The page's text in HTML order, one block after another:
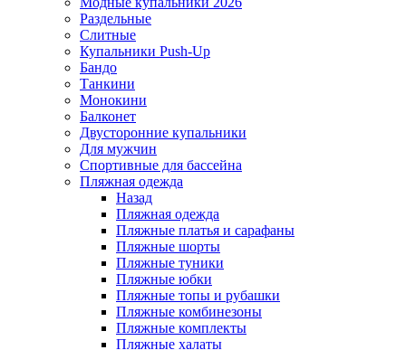
Раздельные
Слитные
Купальники Push-Up
Бандо
Танкини
Монокини
Балконет
Двусторонние купальники
Для мужчин
Спортивные для бассейна
Пляжная одежда
Назад
Пляжная одежда
Пляжные платья и сарафаны
Пляжные шорты
Пляжные туники
Пляжные юбки
Пляжные топы и рубашки
Пляжные комбинезоны
Пляжные комплекты
Пляжные халаты